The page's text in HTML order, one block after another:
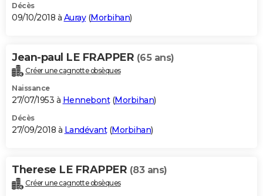
Décès
09/10/2018 à Auray(Morbihan)
Jean-paul LE FRAPPER (65 ans)
Créer une cagnotte obsèques
Naissance
27/07/1953 à Hennebont(Morbihan)
Décès
27/09/2018 à Landévant(Morbihan)
Therese LE FRAPPER (83 ans)
Créer une cagnotte obsèques